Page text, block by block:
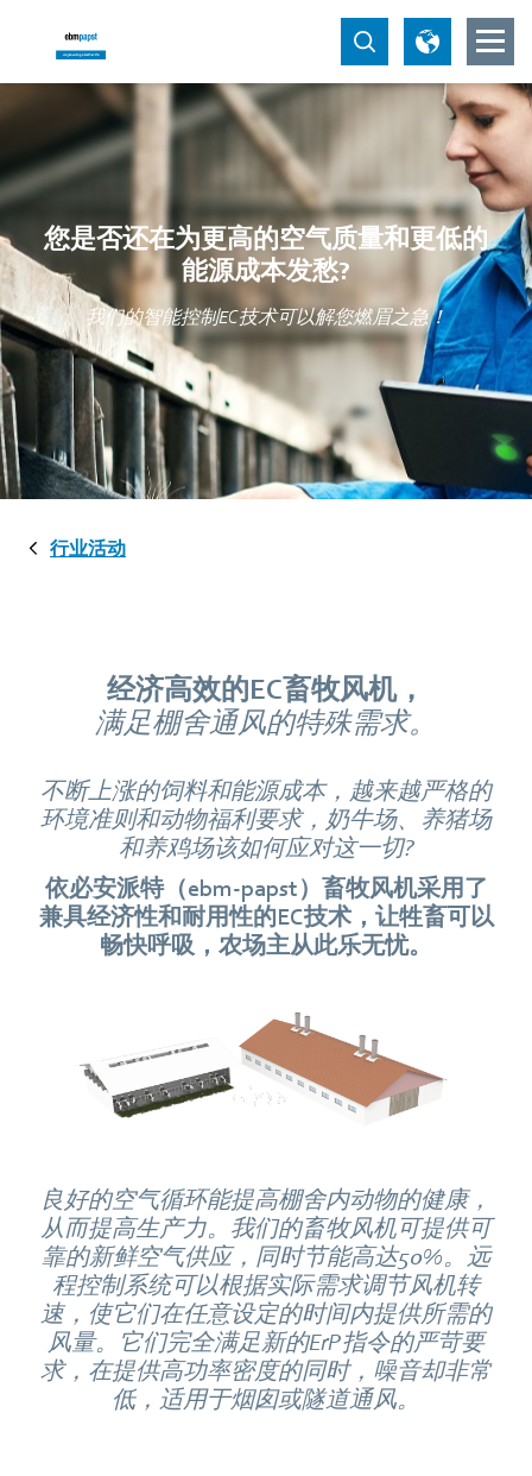
您是否还在为更高的空气质量和更低的
能源成本发愁?
我们的智能控制EC技术可以解您燃眉之急！
行业活动
经济高效的EC畜牧风机，
满足棚舍通风的特殊需求。
不断上涨的饲料和能源成本，越来越严格的
环境准则和动物福利要求，奶牛场、养猪场
和养鸡场该如何应对这一切?
依必安派特（ebm‑papst）畜牧风机采用了
兼具经济性和耐用性的EC技术，让牲畜可以
畅快呼吸，农场主从此乐无忧。
良好的空气循环能提高棚舍内动物的健康，
从而提高生产力。我们的畜牧风机可提供可
靠的新鲜空气供应，同时节能高达50%。远
程控制系统可以根据实际需求调节风机转
速，使它们在任意设定的时间内提供所需的
风量。它们完全满足新的ErP指令的严苛要
求，在提供高功率密度的同时，噪音却非常
低，适用于烟囱或隧道通风。